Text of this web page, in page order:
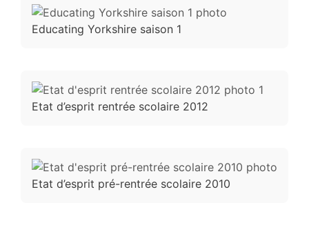
Educating Yorkshire saison 1
Etat d’esprit rentrée scolaire 2012
Etat d’esprit pré-rentrée scolaire 2010